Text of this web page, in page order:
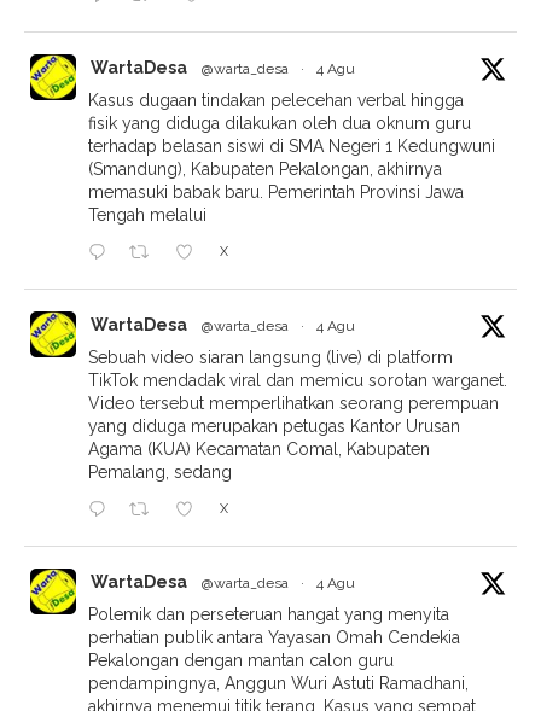
WartaDesa @warta_desa · 4 Agu
Kasus dugaan tindakan pelecehan verbal hingga
fisik yang diduga dilakukan oleh dua oknum guru
terhadap belasan siswi di SMA Negeri 1 Kedungwuni
(Smandung), Kabupaten Pekalongan, akhirnya
memasuki babak baru. Pemerintah Provinsi Jawa
Tengah melalui
X
WartaDesa @warta_desa · 4 Agu
Sebuah video siaran langsung (live) di platform
TikTok mendadak viral dan memicu sorotan warganet.
Video tersebut memperlihatkan seorang perempuan
yang diduga merupakan petugas Kantor Urusan
Agama (KUA) Kecamatan Comal, Kabupaten
Pemalang, sedang
X
WartaDesa @warta_desa · 4 Agu
Polemik dan perseteruan hangat yang menyita
perhatian publik antara Yayasan Omah Cendekia
Pekalongan dengan mantan calon guru
pendampingnya, Anggun Wuri Astuti Ramadhani,
akhirnya menemui titik terang. Kasus yang sempat